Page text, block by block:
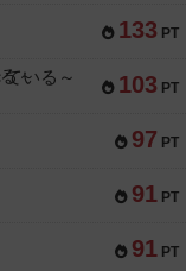
133 PT
103 PT
いる～
97 PT
91 PT
91 PT